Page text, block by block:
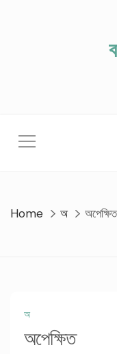
Home অ অপেক্ষিত
অ
অপেক্ষিত